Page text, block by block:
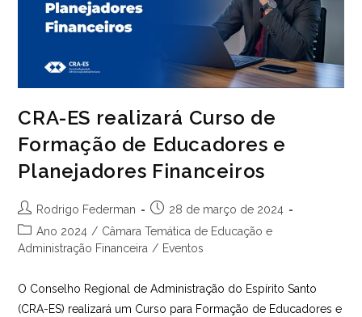
CRA-ES realizará Curso de
Formação de Educadores e
Planejadores Financeiros
Autor
do
post:
Rodrigo Federman
Post
publicado:
28 de março de 2024
Categoria
do
Ano 2024 / Câmara Temática de Educação e
Administração Financeira / Eventos
O Conselho Regional de Administração do Espírito Santo
(CRA-ES) realizará um Curso para Formação de Educadores e